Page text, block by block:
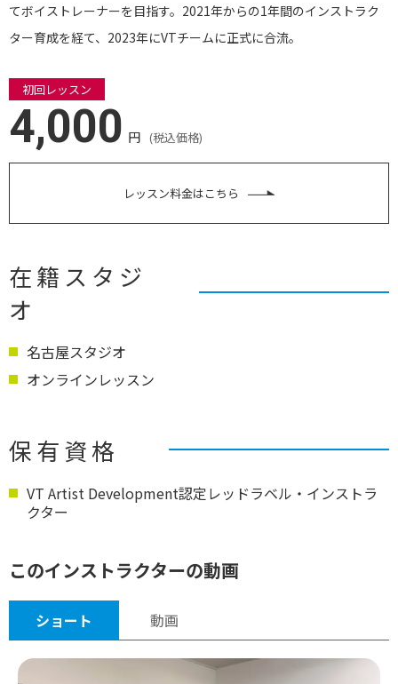
てボイストレーナーを目指す。2021年からの1年間のインストラク
ター育成を経て、2023年にVTチームに正式に合流。
初回レッスン
4,000 円 (税込価格)
レッスン料金はこちら
在籍スタジ
オ
名古屋スタジオ
オンラインレッスン
保有資格
VT Artist Development認定レッドラベル・インストラ
クター
このインストラクターの動画
ショート 動画